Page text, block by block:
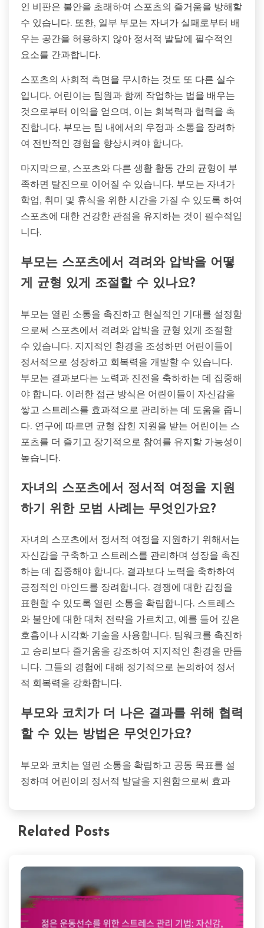
인 비판은 불안을 초래하여 스포츠의 즐거움을 방해할
수 있습니다. 또한, 일부 부모는 자녀가 실패로부터 배
우는 공간을 허용하지 않아 정서적 발달에 필수적인
요소를 간과합니다.
스포츠의 사회적 측면을 무시하는 것도 또 다른 실수
입니다. 어린이는 팀원과 함께 작업하는 법을 배우는
것으로부터 이익을 얻으며, 이는 회복력과 협력을 촉
진합니다. 부모는 팀 내에서의 우정과 소통을 장려하
여 전반적인 경험을 향상시켜야 합니다.
마지막으로, 스포츠와 다른 생활 활동 간의 균형이 부
족하면 탈진으로 이어질 수 있습니다. 부모는 자녀가
학업, 취미 및 휴식을 위한 시간을 가질 수 있도록 하여
스포츠에 대한 건강한 관점을 유지하는 것이 필수적입
니다.
부모는 스포츠에서 격려와 압박을 어떻
게 균형 있게 조절할 수 있나요?
부모는 열린 소통을 촉진하고 현실적인 기대를 설정함
으로써 스포츠에서 격려와 압박을 균형 있게 조절할
수 있습니다. 지지적인 환경을 조성하면 어린이들이
정서적으로 성장하고 회복력을 개발할 수 있습니다.
부모는 결과보다는 노력과 진전을 축하하는 데 집중해
야 합니다. 이러한 접근 방식은 어린이들이 자신감을
쌓고 스트레스를 효과적으로 관리하는 데 도움을 줍니
다. 연구에 따르면 균형 잡힌 지원을 받는 어린이는 스
포츠를 더 즐기고 장기적으로 참여를 유지할 가능성이
높습니다.
자녀의 스포츠에서 정서적 여정을 지원
하기 위한 모범 사례는 무엇인가요?
자녀의 스포츠에서 정서적 여정을 지원하기 위해서는
자신감을 구축하고 스트레스를 관리하며 성장을 촉진
하는 데 집중해야 합니다. 결과보다 노력을 축하하여
긍정적인 마인드를 장려합니다. 경쟁에 대한 감정을
표현할 수 있도록 열린 소통을 확립합니다. 스트레스
와 불안에 대한 대처 전략을 가르치고, 예를 들어 깊은
호흡이나 시각화 기술을 사용합니다. 팀워크를 촉진하
고 승리보다 즐거움을 강조하여 지지적인 환경을 만듭
니다. 그들의 경험에 대해 정기적으로 논의하여 정서
적 회복력을 강화합니다.
부모와 코치가 더 나은 결과를 위해 협력
할 수 있는 방법은 무엇인가요?
부모와 코치는 열린 소통을 확립하고 공동 목표를 설
정하며 어린이의 정서적 발달을 지원함으로써 효과
Related Posts